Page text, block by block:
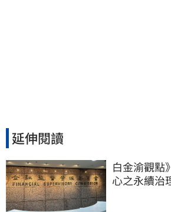
延伸閱讀
白金渝觀點
心之永續治